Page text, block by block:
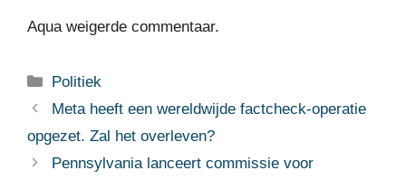
Aqua weigerde commentaar.
Categorieën
Politiek
Meta heeft een wereldwijde factcheck-operatie
opgezet. Zal het overleven?
Pennsylvania lanceert commissie voor